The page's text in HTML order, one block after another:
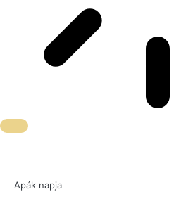
Apák napja